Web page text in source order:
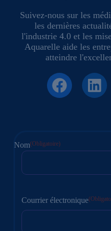
Suivez-nous sur les
les dernières
l'industrie 4.0 et les
Aquarelle aide les
atteindre
Nom(Obligatoire)
Courrier électronique